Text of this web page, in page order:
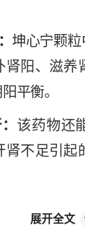
坤心宁颗
肾阳、滋养
平衡。
该药物还
肾不足引起
展开全文